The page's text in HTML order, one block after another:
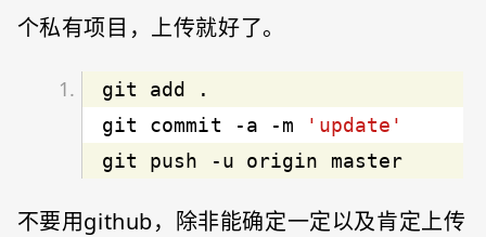
个私有项目，上传就好了。
git commit
-a -m
'update'
git push -u origin master
不要用github，除非能确定一定以及肯定上传